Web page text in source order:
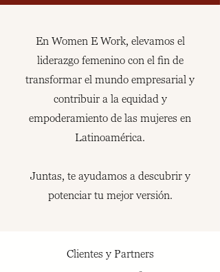
En Women E Work, elevamos el
liderazgo femenino con el fin de
transformar el mundo empresarial y
contribuir a la equidad y
empoderamiento de las mujeres en
Latinoamérica.
Juntas, te ayudamos a descubrir y
potenciar tu mejor versión.
Clientes y Partners